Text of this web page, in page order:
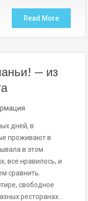
Read More
— из
дней, в
проживают в
в этом
все нравилось, и
сравнить.
свободное
ресторанах…